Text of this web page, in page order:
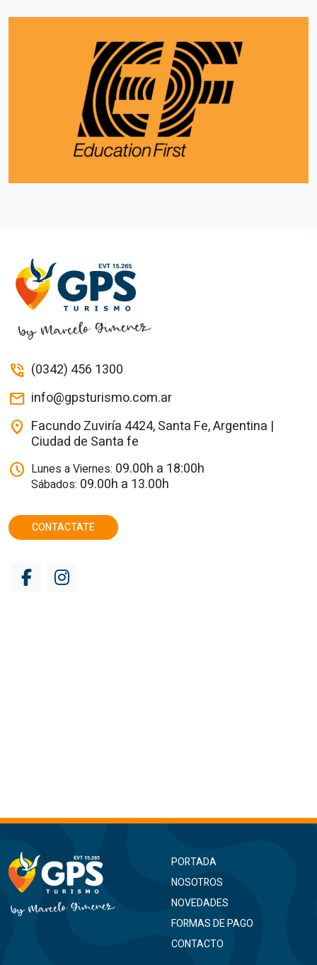
phone_in_talk (0342) 456 1300
mail info@gpsturismo.com.ar
location_on Facundo Zuviría 4424, Santa Fe, Argentina |
Ciudad de Santa fe
schedule Lunes a Viernes: 09.00h a 18:00h
Sábados: 09.00h a 13.00h
CONTACTATE
PORTADA
NOSOTROS
NOVEDADES
FORMAS DE PAGO
CONTACTO